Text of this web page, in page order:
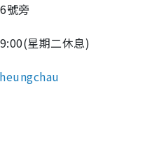
號旁
星期二休息)